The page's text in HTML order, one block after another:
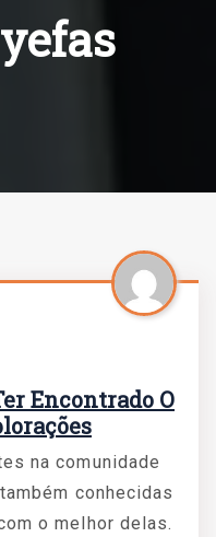
Encontrado O
na comunidade
conhecidas
o melhor delas.